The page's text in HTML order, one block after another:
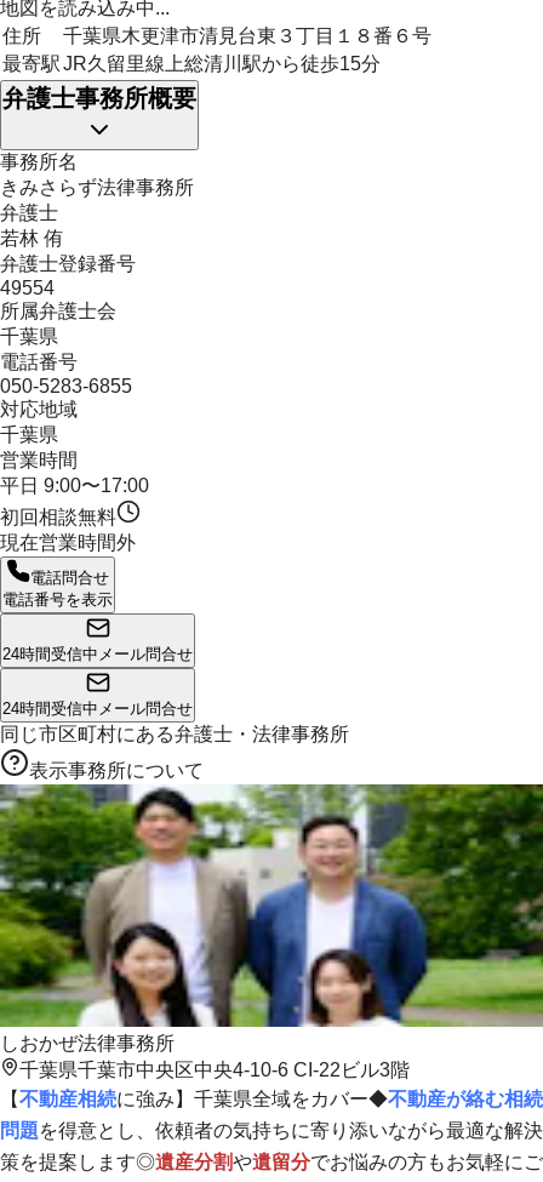
地図を読み込み中...
住所
千葉県木更津市清見台東３丁目１８番６号
最寄駅JR久留里線上総清川駅から徒歩15分
弁護士事務所概要
事務所名
きみさらず法律事務所
弁護士
若林 侑
弁護士登録番号
49554
所属弁護士会
千葉県
電話番号
050-5283-6855
対応地域
千葉県
営業時間
平日 9:00〜17:00
初回相談無料
現在営業時間外
電話問合せ
電話番号を表示
24時間受信中 メール問合せ
24時間受信中 メール問合せ
同じ市区町村にある弁護士・法律事務所
表示事務所について
しおかぜ法律事務所
千葉県千葉市中央区中央4-10-6 CI-22ビル3階
【不動産相続に強み】 千葉県全域をカバー◆不動産が絡む相続
問題を得意とし、依頼者の気持ちに寄り添いながら最適な解決
策を提案します◎遺産分割や遺留分でお悩みの方もお気軽にご